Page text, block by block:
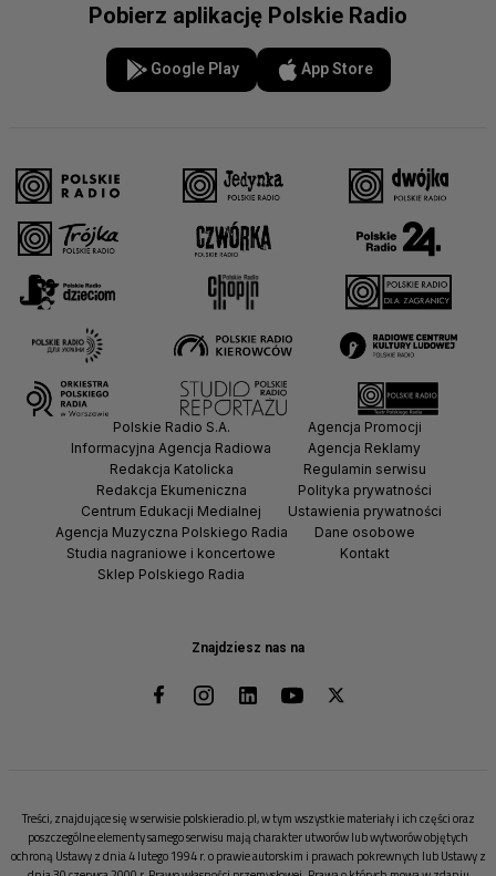
Pobierz aplikację Polskie Radio
Google Play App Store
Znajdziesz nas na
Polskie Radio S.A.
Informacyjna Agencja Radiowa
Redakcja Katolicka
Redakcja Ekumeniczna
Centrum Edukacji Medialnej
Agencja Muzyczna Polskiego Radia
Studia nagraniowe i koncertowe
Sklep Polskiego Radia
Agencja Promocji
Agencja Reklamy
Regulamin serwisu
Polityka prywatności
Ustawienia prywatności
Dane osobowe
Kontakt
Treści, znajdujące się w serwisie polskieradio.pl, w tym wszystkie materiały i ich części oraz
poszczególne elementy samego serwisu mają charakter utworów lub wytworów objętych
ochroną Ustawy z dnia 4 lutego 1994 r. o prawie autorskim i prawach pokrewnych lub Ustawy z